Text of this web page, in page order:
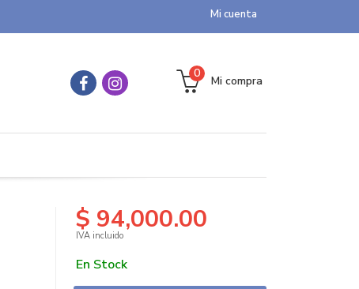
Mi cuenta
Mi compra
0
$ 94,000.00
IVA incluido
En Stock